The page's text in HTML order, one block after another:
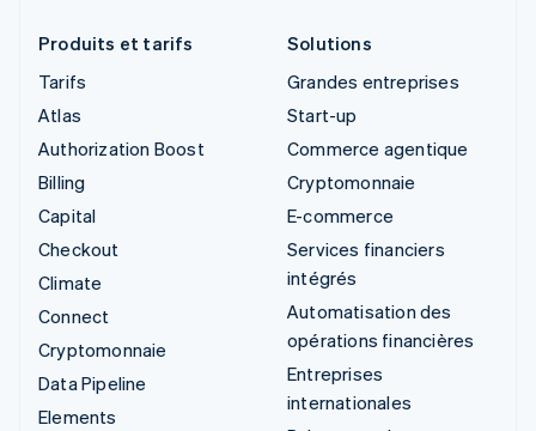
Produits et tarifs
Tarifs
Atlas
Authorization Boost
Billing
Capital
Checkout
Climate
Connect
Cryptomonnaie
Data Pipeline
Elements
Solutions
Grandes entreprises
Start-up
Commerce agentique
Cryptomonnaie
E-commerce
Services financiers
intégrés
Automatisation des
opérations financières
Entreprises
internationales